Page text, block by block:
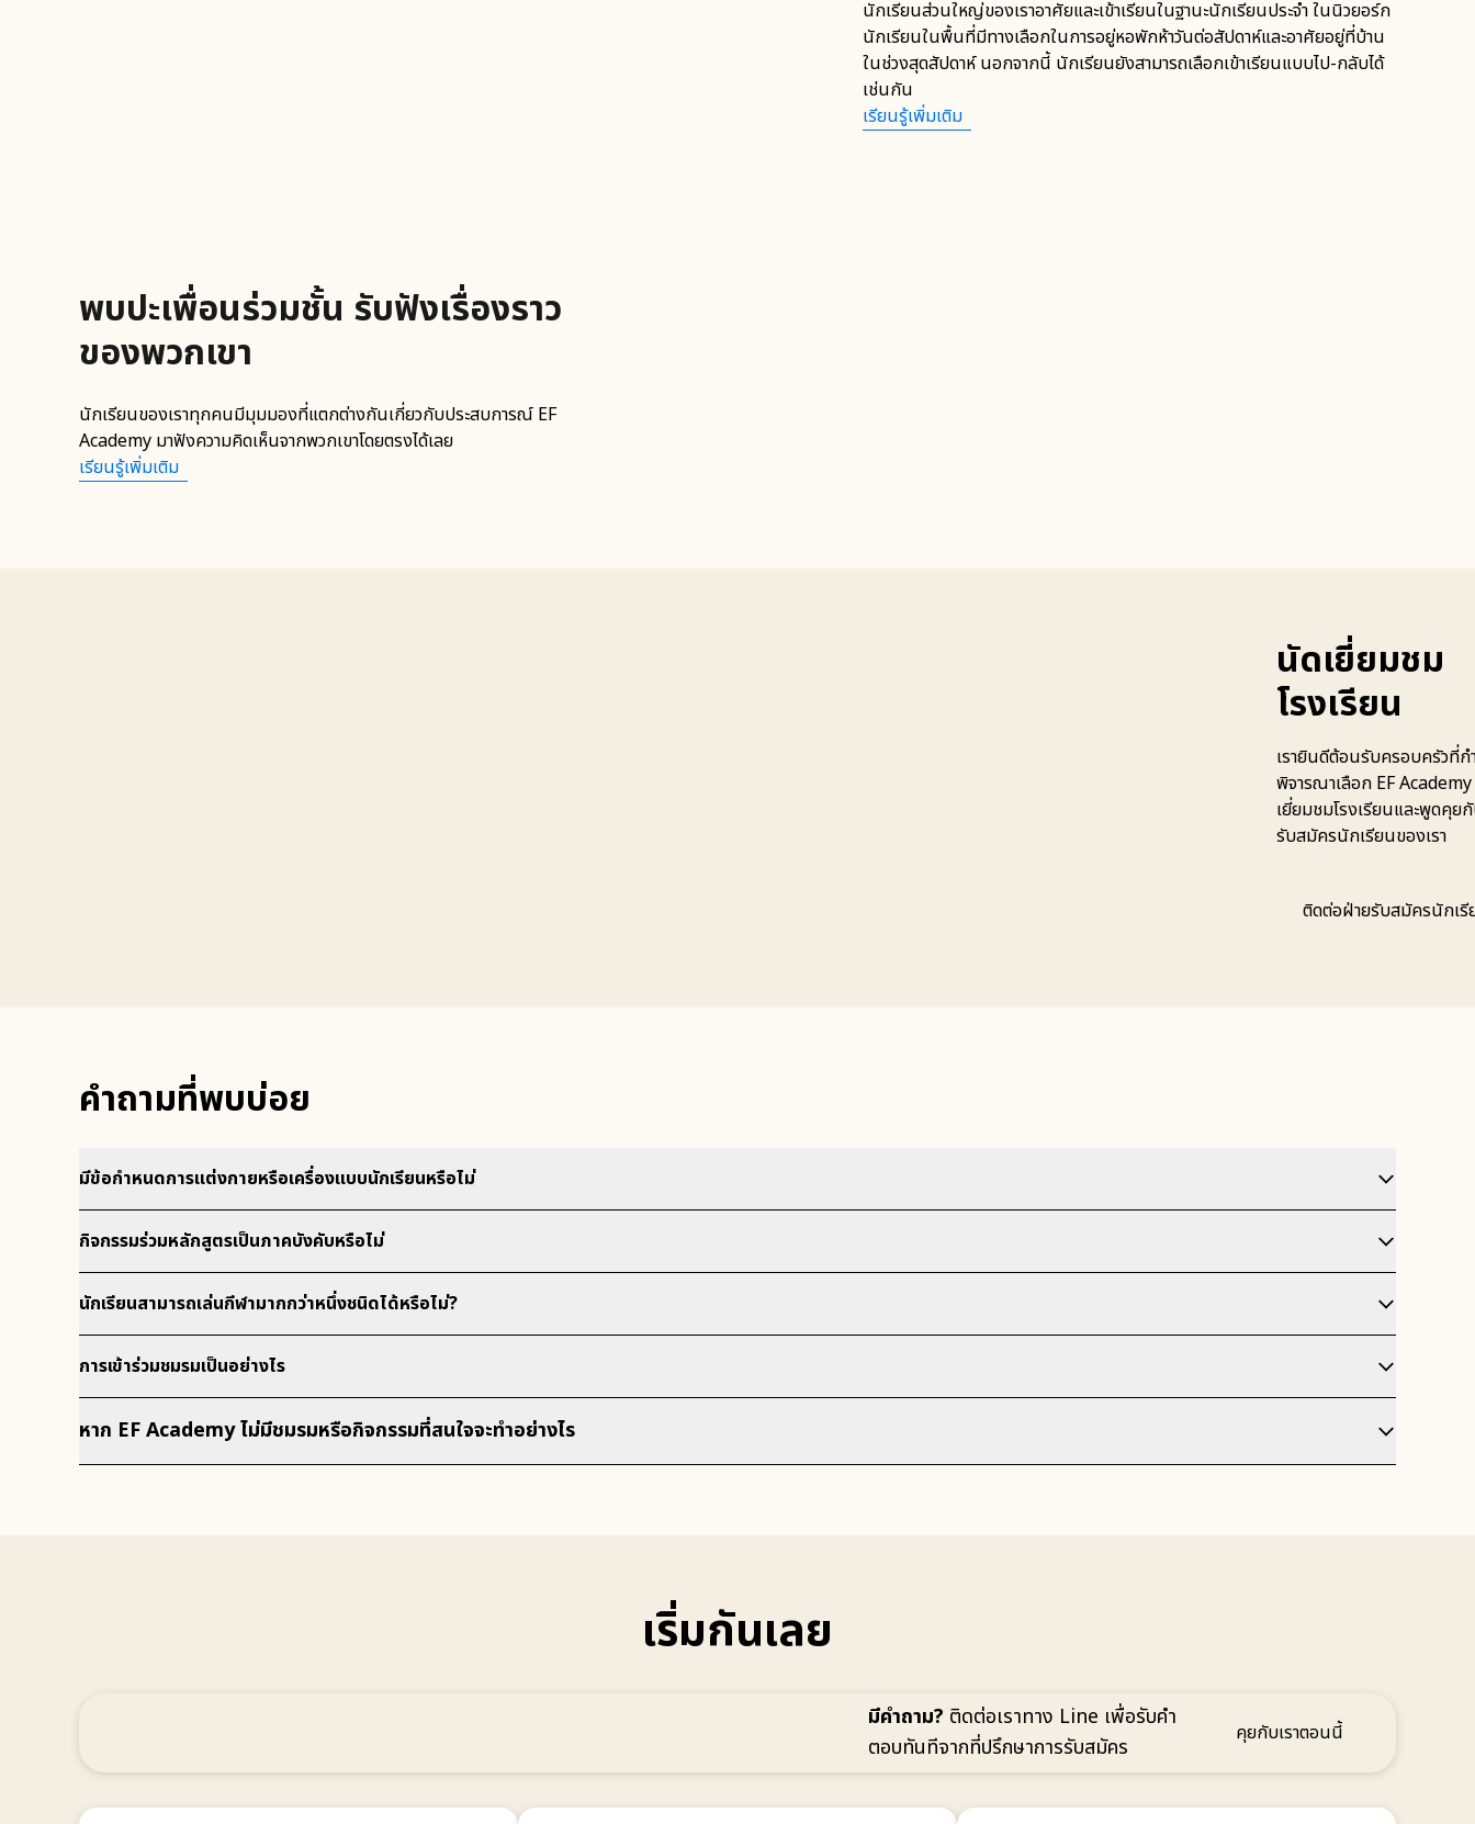
นักเรียนส่วนใหญ่ของเราอาศัยและเข้าเรียนในฐานะนักเรียนประจำ ในนิวยอร์ก
นักเรียนในพื้นที่มีทางเลือกในการอยู่หอพักห้าวันต่อสัปดาห์และอาศัยอยู่ที่บ้าน
ในช่วงสุดสัปดาห์ นอกจากนี้ นักเรียนยังสามารถเลือกเข้าเรียนแบบไป-กลับได้
เช่นกัน
เรียนรู้เพิ่มเติม
พบปะเพื่อนร่วมชั้น รับฟังเรื่องราว
ของพวกเขา
นักเรียนของเราทุกคนมีมุมมองที่แตกต่างกันเกี่ยวกับประสบการณ์ EF
Academy มาฟังความคิดเห็นจากพวกเขาโดยตรงได้เลย
เรียนรู้เพิ่มเติม
นัดเยี่ยมชม
โรงเรียน
เรายินดีต้อนรับครอบครัวที่ก
พิจารณาเลือก EF Academy
เยี่ยมชมโรงเรียนและพูดคุย
รับสมัครนักเรียนของเรา
ติดต่อฝ่ายรับสมัครนักเรี
คำถามที่พบบ่อย
มีข้อกำหนดการแต่งกายหรือเครื่องแบบนักเรียนหรือไม่
กิจกรรมร่วมหลักสูตรเป็นภาคบังคับหรือไม่
นักเรียนสามารถเล่นกีฬามากกว่าหนึ่งชนิดได้หรือไม่?
การเข้าร่วมชมรมเป็นอย่างไร
หาก EF Academy ไม่มีชมรมหรือกิจกรรมที่สนใจจะทำอย่างไร
เริ่มกันเลย
มีคำถาม? ติดต่อเราทาง Line เพื่อรับคำ
ตอบทันทีจากที่ปรึกษาการรับสมัคร
คุยกับเราตอนนี้